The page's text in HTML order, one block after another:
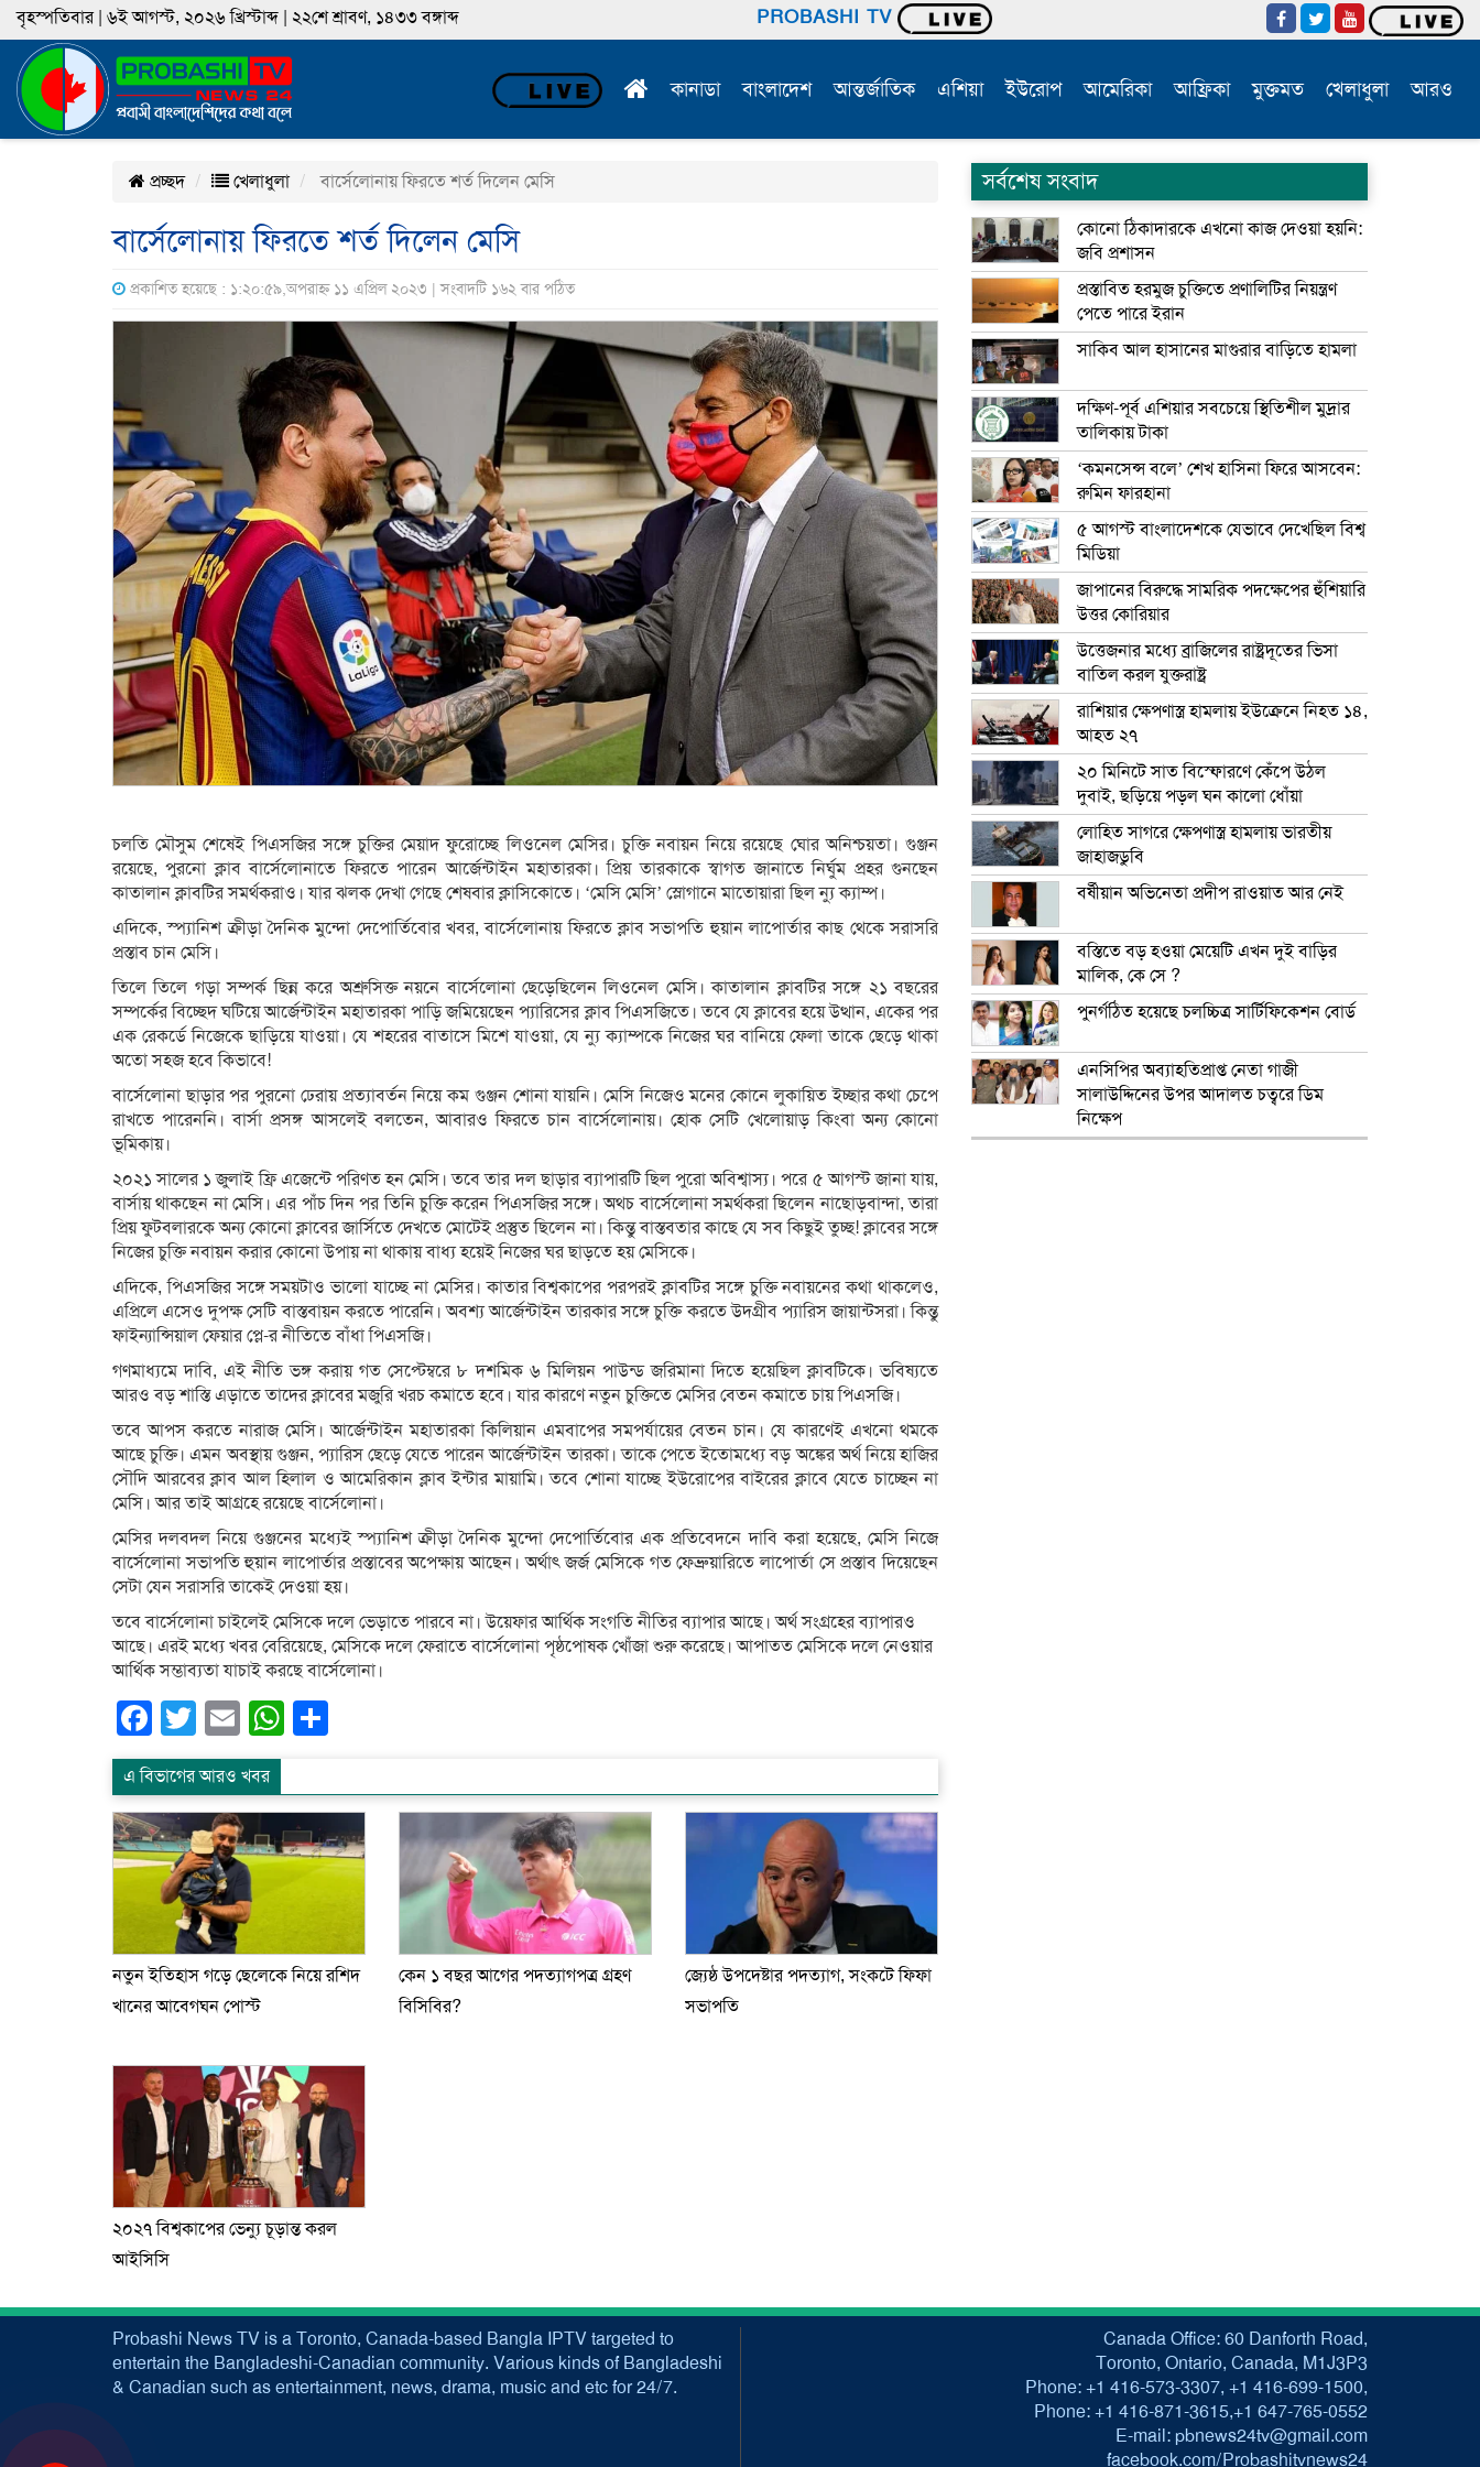
বৃহস্পতিবার | ৬ই আগস্ট, ২০২৬ খ্রিস্টাব্দ | ২২শে শ্রাবণ, ১৪৩৩ বঙ্গাব্দ PROBASHI TV
কানাডা বাংলাদেশ আন্তর্জাতিক এশিয়া ইউরোপ আমেরিকা আফ্রিকা মুক্তমত খেলাধুলা আরও
প্রচ্ছদ খেলাধুলা বার্সেলোনায় ফিরতে শর্ত দিলেন মেসি
বার্সেলোনায় ফিরতে শর্ত দিলেন মেসি
প্রকাশিত হয়েছে : ১:২০:৫৯,অপরাহ্ন ১১ এপ্রিল ২০২৩ | সংবাদটি ১৬২ বার পঠিত
চলতি মৌসুম শেষেই পিএসজির সঙ্গে চুক্তির মেয়াদ ফুরোচ্ছে লিওনেল মেসির। চুক্তি নবায়ন নিয়ে রয়েছে ঘোর অনিশ্চয়তা। গুঞ্জন
রয়েছে, পুরনো ক্লাব বার্সেলোনাতে ফিরতে পারেন আর্জেন্টাইন মহাতারকা। প্রিয় তারকাকে স্বাগত জানাতে নির্ঘুম প্রহর গুনছেন
কাতালান ক্লাবটির সমর্থকরাও। যার ঝলক দেখা গেছে শেষবার ক্লাসিকোতে। ‘মেসি মেসি’ স্লোগানে মাতোয়ারা ছিল ন্যু ক্যাম্প।
এদিকে, স্প্যানিশ ক্রীড়া দৈনিক মুন্দো দেপোর্তিবোর খবর, বার্সেলোনায় ফিরতে ক্লাব সভাপতি হুয়ান লাপোর্তার কাছ থেকে সরাসরি
প্রস্তাব চান মেসি।
তিলে তিলে গড়া সম্পর্ক ছিন্ন করে অশ্রুসিক্ত নয়নে বার্সেলোনা ছেড়েছিলেন লিওনেল মেসি। কাতালান ক্লাবটির সঙ্গে ২১ বছরের
সম্পর্কের বিচ্ছেদ ঘটিয়ে আর্জেন্টাইন মহাতারকা পাড়ি জমিয়েছেন প্যারিসের ক্লাব পিএসজিতে। তবে যে ক্লাবের হয়ে উত্থান, একের পর
এক রেকর্ডে নিজেকে ছাড়িয়ে যাওয়া। যে শহরের বাতাসে মিশে যাওয়া, যে ন্যু ক্যাম্পকে নিজের ঘর বানিয়ে ফেলা তাকে ছেড়ে থাকা
অতো সহজ হবে কিভাবে!
বার্সেলোনা ছাড়ার পর পুরনো ঢেরায় প্রত্যাবর্তন নিয়ে কম গুঞ্জন শোনা যায়নি। মেসি নিজেও মনের কোনে লুকায়িত ইচ্ছার কথা চেপে
রাখতে পারেননি। বার্সা প্রসঙ্গ আসলেই বলতেন, আবারও ফিরতে চান বার্সেলোনায়। হোক সেটি খেলোয়াড় কিংবা অন্য কোনো
ভূমিকায়।
২০২১ সালের ১ জুলাই ফ্রি এজেন্টে পরিণত হন মেসি। তবে তার দল ছাড়ার ব্যাপারটি ছিল পুরো অবিশ্বাস্য। পরে ৫ আগস্ট জানা যায়,
বার্সায় থাকছেন না মেসি। এর পাঁচ দিন পর তিনি চুক্তি করেন পিএসজির সঙ্গে। অথচ বার্সেলোনা সমর্থকরা ছিলেন নাছোড়বান্দা, তারা
প্রিয় ফুটবলারকে অন্য কোনো ক্লাবের জার্সিতে দেখতে মোটেই প্রস্তুত ছিলেন না। কিন্তু বাস্তবতার কাছে যে সব কিছুই তুচ্ছ! ক্লাবের সঙ্গে
নিজের চুক্তি নবায়ন করার কোনো উপায় না থাকায় বাধ্য হয়েই নিজের ঘর ছাড়তে হয় মেসিকে।
এদিকে, পিএসজির সঙ্গে সময়টাও ভালো যাচ্ছে না মেসির। কাতার বিশ্বকাপের পরপরই ক্লাবটির সঙ্গে চুক্তি নবায়নের কথা থাকলেও,
এপ্রিলে এসেও দুপক্ষ সেটি বাস্তবায়ন করতে পারেনি। অবশ্য আর্জেন্টাইন তারকার সঙ্গে চুক্তি করতে উদগ্রীব প্যারিস জায়ান্টসরা। কিন্তু
ফাইন্যান্সিয়াল ফেয়ার প্লে-র নীতিতে বাঁধা পিএসজি।
গণমাধ্যমে দাবি, এই নীতি ভঙ্গ করায় গত সেপ্টেম্বরে ৮ দশমিক ৬ মিলিয়ন পাউন্ড জরিমানা দিতে হয়েছিল ক্লাবটিকে। ভবিষ্যতে
আরও বড় শাস্তি এড়াতে তাদের ক্লাবের মজুরি খরচ কমাতে হবে। যার কারণে নতুন চুক্তিতে মেসির বেতন কমাতে চায় পিএসজি।
তবে আপস করতে নারাজ মেসি। আর্জেন্টাইন মহাতারকা কিলিয়ান এমবাপের সমপর্যায়ের বেতন চান। যে কারণেই এখনো থমকে
আছে চুক্তি। এমন অবস্থায় গুঞ্জন, প্যারিস ছেড়ে যেতে পারেন আর্জেন্টাইন তারকা। তাকে পেতে ইতোমধ্যে বড় অঙ্কের অর্থ নিয়ে হাজির
সৌদি আরবের ক্লাব আল হিলাল ও আমেরিকান ক্লাব ইন্টার মায়ামি। তবে শোনা যাচ্ছে ইউরোপের বাইরের ক্লাবে যেতে চাচ্ছেন না
মেসি। আর তাই আগ্রহে রয়েছে বার্সেলোনা।
মেসির দলবদল নিয়ে গুঞ্জনের মধ্যেই স্প্যানিশ ক্রীড়া দৈনিক মুন্দো দেপোর্তিবোর এক প্রতিবেদনে দাবি করা হয়েছে, মেসি নিজে
বার্সেলোনা সভাপতি হুয়ান লাপোর্তার প্রস্তাবের অপেক্ষায় আছেন। অর্থাৎ জর্জ মেসিকে গত ফেব্রুয়ারিতে লাপোর্তা সে প্রস্তাব দিয়েছেন
সেটা যেন সরাসরি তাকেই দেওয়া হয়।
তবে বার্সেলোনা চাইলেই মেসিকে দলে ভেড়াতে পারবে না। উয়েফার আর্থিক সংগতি নীতির ব্যাপার আছে। অর্থ সংগ্রহের ব্যাপারও
আছে। এরই মধ্যে খবর বেরিয়েছে, মেসিকে দলে ফেরাতে বার্সেলোনা পৃষ্ঠপোষক খোঁজা শুরু করেছে। আপাতত মেসিকে দলে নেওয়ার
আর্থিক সম্ভাব্যতা যাচাই করছে বার্সেলোনা।
Facebook
Twitter
EmailWhatsApp
এ বিভাগের আরও খবর
নতুন ইতিহাস গড়ে ছেলেকে নিয়ে রশিদ
খানের আবেগঘন পোস্ট
কেন ১ বছর আগের পদত্যাগপত্র গ্রহণ
বিসিবির?
জ্যেষ্ঠ উপদেষ্টার পদত্যাগ, সংকটে ফিফা
সভাপতি
২০২৭ বিশ্বকাপের ভেন্যু চূড়ান্ত করল
আইসিসি
সর্বশেষ সংবাদ
কোনো ঠিকাদারকে এখনো কাজ দেওয়া হয়নি:
জবি প্রশাসন
প্রস্তাবিত হরমুজ চুক্তিতে প্রণালিটির নিয়ন্ত্রণ
পেতে পারে ইরান
সাকিব আল হাসানের মাগুরার বাড়িতে হামলা
দক্ষিণ-পূর্ব এশিয়ার সবচেয়ে স্থিতিশীল মুদ্রার
তালিকায় টাকা
‘কমনসেন্স বলে’ শেখ হাসিনা ফিরে আসবেন:
রুমিন ফারহানা
৫ আগস্ট বাংলাদেশকে যেভাবে দেখেছিল বিশ্ব
মিডিয়া
জাপানের বিরুদ্ধে সামরিক পদক্ষেপের হুঁশিয়ারি
উত্তর কোরিয়ার
উত্তেজনার মধ্যে ব্রাজিলের রাষ্ট্রদূতের ভিসা
বাতিল করল যুক্তরাষ্ট্র
রাশিয়ার ক্ষেপণাস্ত্র হামলায় ইউক্রেনে নিহত ১৪,
আহত ২৭
২০ মিনিটে সাত বিস্ফোরণে কেঁপে উঠল
দুবাই, ছড়িয়ে পড়ল ঘন কালো ধোঁয়া
লোহিত সাগরে ক্ষেপণাস্ত্র হামলায় ভারতীয়
জাহাজডুবি
বর্ষীয়ান অভিনেতা প্রদীপ রাওয়াত আর নেই
বস্তিতে বড় হওয়া মেয়েটি এখন দুই বাড়ির
মালিক, কে সে ?
পুনর্গঠিত হয়েছে চলচ্চিত্র সার্টিফিকেশন বোর্ড
এনসিপির অব্যাহতিপ্রাপ্ত নেতা গাজী
সালাউদ্দিনের উপর আদালত চত্বরে ডিম
নিক্ষেপ
Probashi News TV is a Toronto, Canada-based Bangla IPTV targeted to
entertain the Bangladeshi-Canadian community. Various kinds of Bangladeshi
& Canadian such as entertainment, news, drama, music and etc for 24/7.
Canada Office: 60 Danforth Road,
Toronto, Ontario, Canada, M1J3P3
Phone: +1 416-573-3307, +1 416-699-1500,
Phone: +1 416-871-3615,+1 647-765-0552
E-mail: pbnews24tv@gmail.com
facebook.com/Probashitvnews24